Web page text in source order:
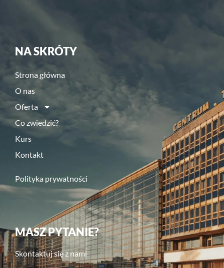
NA SKRÓTY
Strona główna
O nas
Oferta
Co zwiedzić?
Kurs
Kontakt
Polityka prywatności
MASZ PYTANIE?
Skontaktuj się z nami